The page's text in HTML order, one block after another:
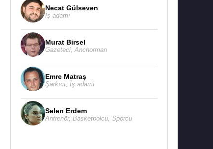
Necat Gülseven
İş adamı
Murat Birsel
Gazeteci Anchorman
Emre Matraş
Şarkıcı İş adamı
Selen Erdem
Antrenör, Basketbolcu Sporcu